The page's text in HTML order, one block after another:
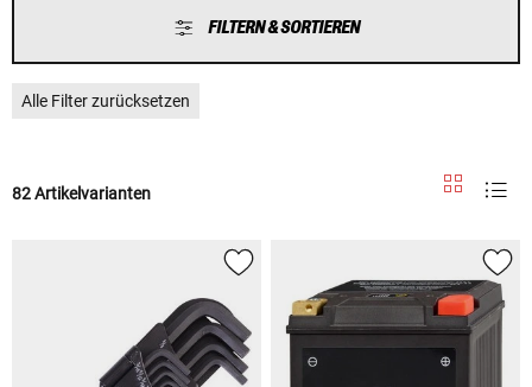
FILTERN & SORTIEREN
Alle Filter zurücksetzen
82 Artikelvarianten